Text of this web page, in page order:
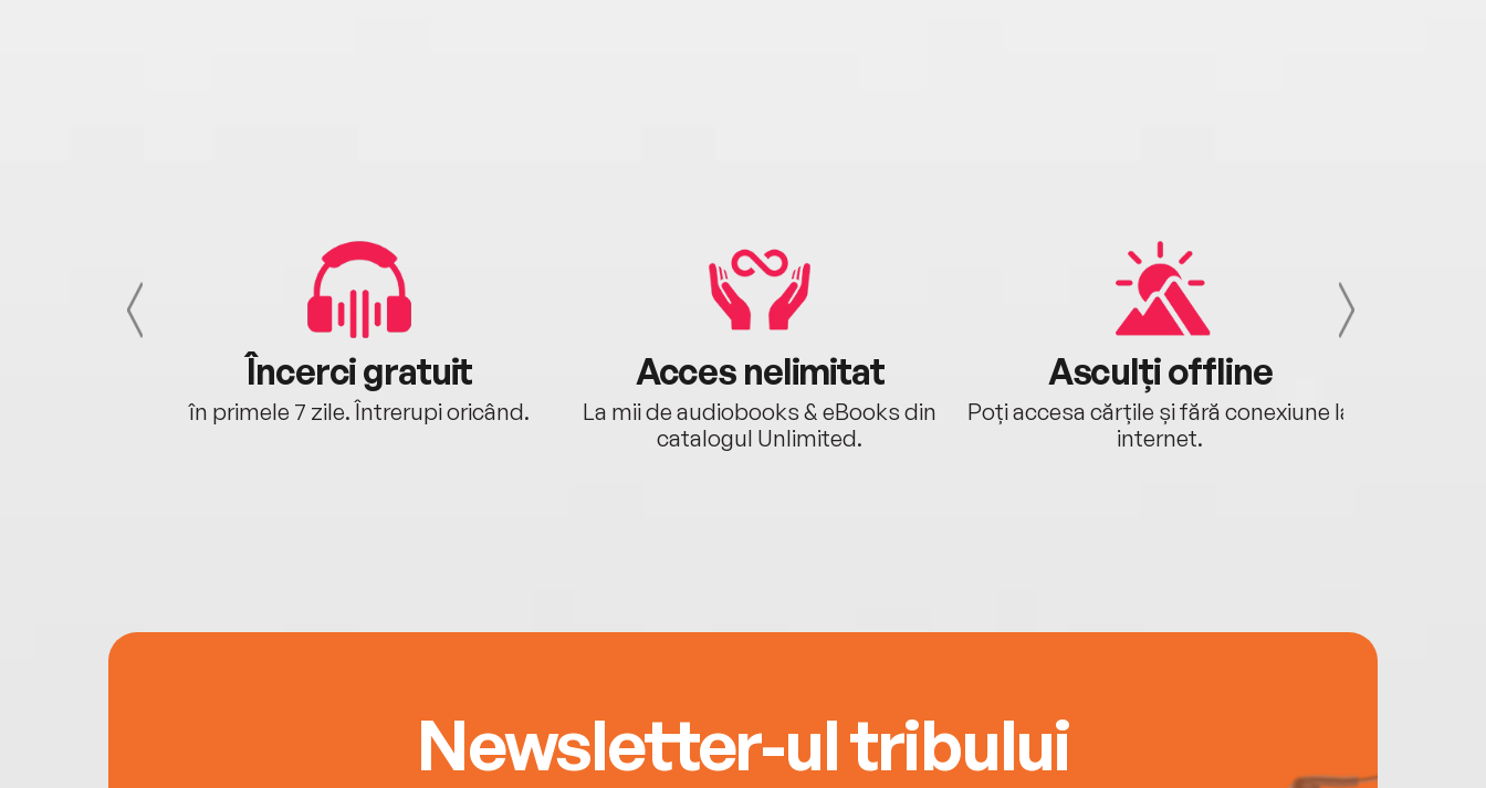
Încerci gratuit
în primele 7 zile. Întrerupi oricând.
Acces nelimitat
La mii de audiobooks & eBooks din
catalogul Unlimited.
Asculți offline
Poți accesa cărțile și fără conexiune la
internet.
Newsletter-ul tribului